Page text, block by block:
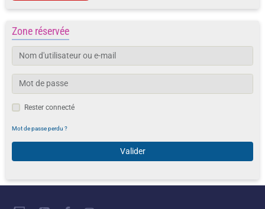
Zone réservée
Rester connecté
Mot de passe perdu ?
Valider